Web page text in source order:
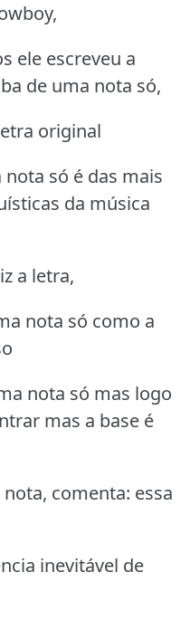
ele escreveu a
de uma nota só,
original
só é das mais
da música
a letra,
nota só como a
nota só mas logo
mas a base é
comenta: essa
inevitável de